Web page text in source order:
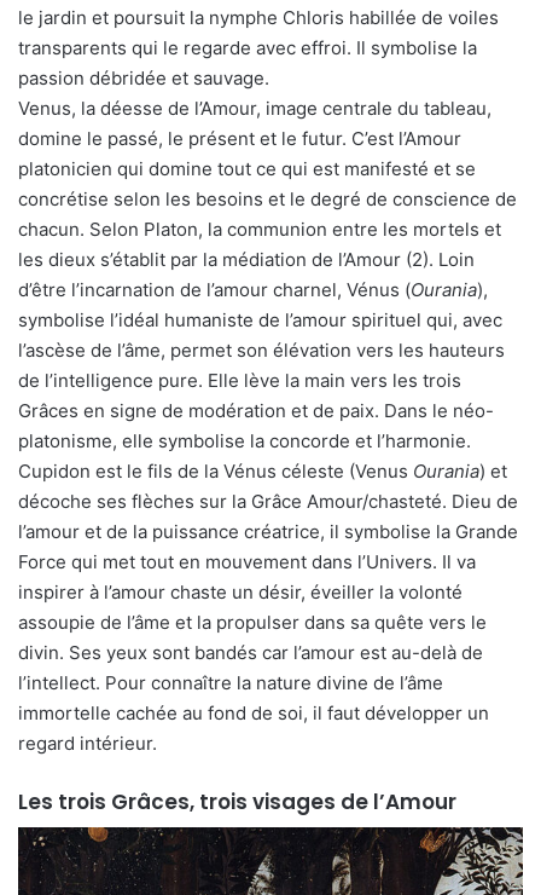
le jardin et poursuit la nymphe Chloris habillée de voiles
transparents qui le regarde avec effroi. Il symbolise la
passion débridée et sauvage.
Venus, la déesse de l’Amour, image centrale du tableau,
domine le passé, le présent et le futur. C’est l’Amour
platonicien qui domine tout ce qui est manifesté et se
concrétise selon les besoins et le degré de conscience de
chacun. Selon Platon, la communion entre les mortels et
les dieux s’établit par la médiation de l’Amour (2). Loin
d’être l’incarnation de l’amour charnel, Vénus (Ourania),
symbolise l’idéal humaniste de l’amour spirituel qui, avec
l’ascèse de l’âme, permet son élévation vers les hauteurs
de l’intelligence pure. Elle lève la main vers les trois
Grâces en signe de modération et de paix. Dans le néo-
platonisme, elle symbolise la concorde et l’harmonie.
Cupidon est le fils de la Vénus céleste (Venus Ourania) et
décoche ses flèches sur la Grâce Amour/chasteté. Dieu de
l’amour et de la puissance créatrice, il symbolise la Grande
Force qui met tout en mouvement dans l’Univers. Il va
inspirer à l’amour chaste un désir, éveiller la volonté
assoupie de l’âme et la propulser dans sa quête vers le
divin. Ses yeux sont bandés car l’amour est au-delà de
l’intellect. Pour connaître la nature divine de l’âme
immortelle cachée au fond de soi, il faut développer un
regard intérieur.
Les trois Grâces, trois visages de l’Amour